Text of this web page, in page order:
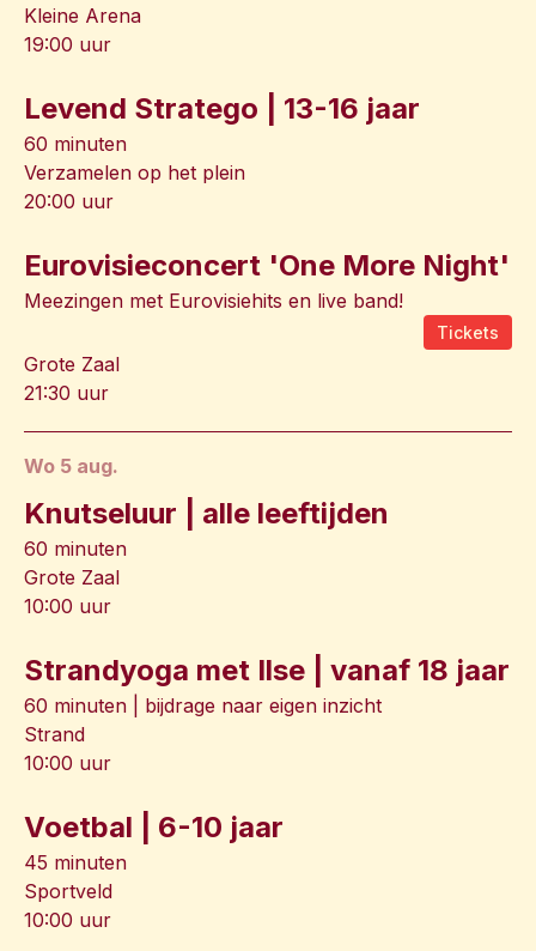
Kleine Arena
19:00 uur
Levend Stratego | 13-16 jaar
60 minuten
Verzamelen op het plein
20:00 uur
Eurovisieconcert 'One More Night'
Meezingen met Eurovisiehits en live band!
Tickets
Grote Zaal
21:30 uur
wo 5 aug.
Knutseluur | alle leeftijden
60 minuten
Grote Zaal
10:00 uur
Strandyoga met Ilse | vanaf 18 jaar
60 minuten | bijdrage naar eigen inzicht
Strand
10:00 uur
Voetbal | 6-10 jaar
45 minuten
Sportveld
10:00 uur